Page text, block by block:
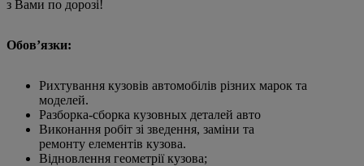
з Вами по дорозі!
Обов’язки:
Рихтування кузовів автомобілів різних марок та
моделей.
Разборка-сборка кузовных деталей авто
Виконання робіт зі зведення, заміни та
ремонту елементів кузова.
Відновлення геометрії кузова;